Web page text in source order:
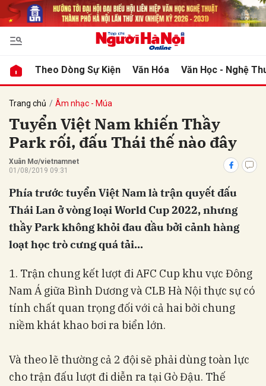
Theo Dòng Sự Kiện Văn Hóa Văn Học - Nghệ
Trang chủ Âm nhạc - Múa
Tuyển Việt Nam khiến Thầy
Park rối, đấu Thái thế nào đây
Xuân Mơ/vietnamnet
01/08/2019 09:31
Phía trước tuyển Việt Nam là trận quyết đấu
Thái Lan ở vòng loại World Cup 2022, nhưng
thầy Park không khỏi đau đầu bởi cảnh hàng
loạt học trò cưng quá tải...
1. Trận chung kết lượt đi AFC Cup khu vực Đông
Nam Á giữa Bình Dương và CLB Hà Nội thực sự có
tính chất quan trọng đối với cả hai bởi chung
niềm khát khao bơi ra biển lớn.
Và theo lẽ thường cả 2 đội sẽ phải dùng toàn lực
cho trận đấu lượt đi diễn ra tại Gò Đậu. Thế
luận
Hủy